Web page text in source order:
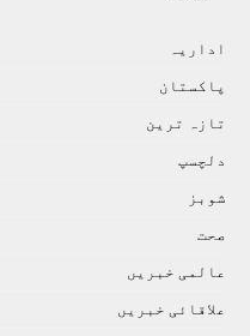
اداريہ
پاکستان
تازہ ترين
دلچسپ
شوبز
صحت
عالمی خبريں
علاقائی خبريں